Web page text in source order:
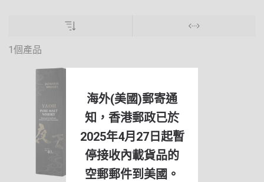
1個產品
海外(美國)郵寄通
知，香港郵政已於
2025年4月27日起暫
停接收內載貨品的
空郵郵件到美國。